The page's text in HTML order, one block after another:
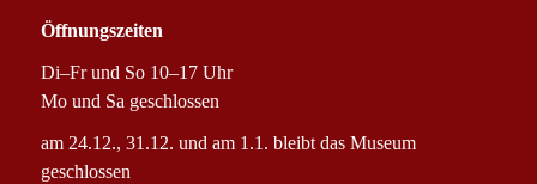
Öffnungszeiten
Di–Fr und So 10–17 Uhr
Mo und Sa geschlossen
am 24.12., 31.12. und am 1.1. bleibt das Museum
geschlossen